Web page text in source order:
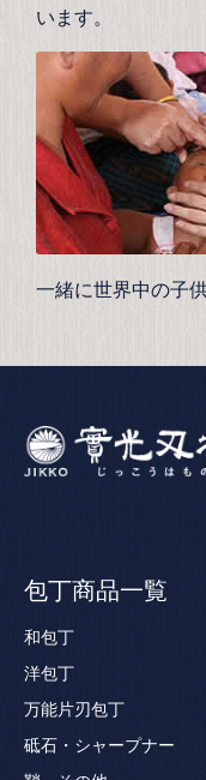
います。
一緒に世界中の子
包丁商品一覧
和包丁
洋包丁
万能片刃包丁
砥石・シャープナー